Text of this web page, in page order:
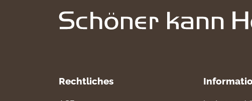
Rechtliches